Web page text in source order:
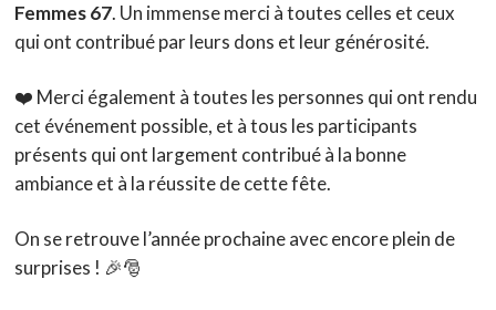
Femmes 67. Un immense merci à toutes celles et ceux
qui ont contribué par leurs dons et leur générosité.
❤️ Merci également à toutes les personnes qui ont rendu
cet événement possible, et à tous les participants
présents qui ont largement contribué à la bonne
ambiance et à la réussite de cette fête.
On se retrouve l’année prochaine avec encore plein de
surprises ! 🎉🎅